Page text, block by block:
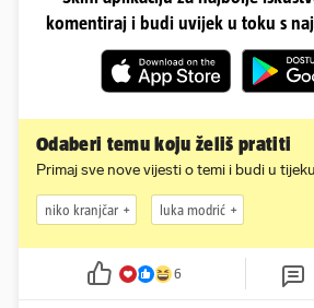
komentiraj i budi uvijek u toku s
Odaberi temu koju želiš pratiti
Primaj sve nove vijesti o temi i budi u tijeku
niko kranjčar luka modrić
6